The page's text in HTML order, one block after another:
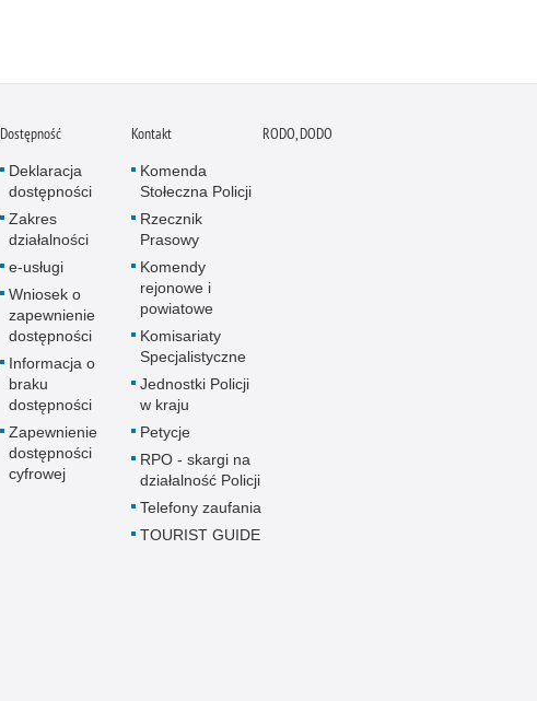
Dostępność
Deklaracja
dostępności
Zakres
działalności
e-usługi
Wniosek o
zapewnienie
dostępności
Informacja o
braku
dostępności
Zapewnienie
dostępności
cyfrowej
Kontakt
Komenda
Stołeczna Policji
Rzecznik
Prasowy
Komendy
rejonowe i
powiatowe
Komisariaty
Specjalistyczne
Jednostki Policji
w kraju
Petycje
RPO - skargi na
działalność Policji
Telefony zaufania
TOURIST GUIDE
RODO, DODO